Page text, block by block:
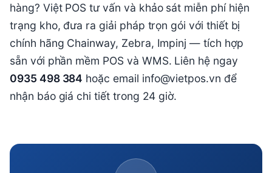
hàng? Việt POS tư vấn và khảo sát miễn phí hiện
trạng kho, đưa ra giải pháp trọn gói với thiết bị
chính hãng Chainway, Zebra, Impinj — tích hợp
sẵn với phần mềm POS và WMS. Liên hệ ngay
0935 498 384 hoặc email info@vietpos.vn để
nhận báo giá chi tiết trong 24 giờ.